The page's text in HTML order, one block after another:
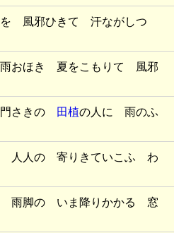
風邪ひきて 汗ながしつ
おほき 夏をこもりて 風邪
さきの 田植の人に 雨のふ
人人の 寄りきていこふ わ
雨脚の いま降りかかる 窓